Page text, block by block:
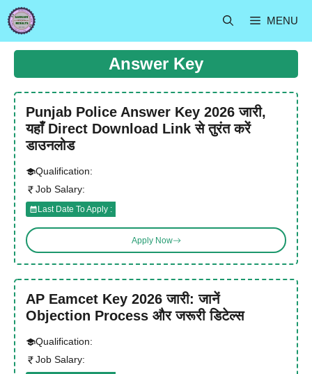
Skip
to
content
MENU
Answer Key
Punjab Police Answer Key 2026 जारी,
यहाँ Direct Download Link से तुरंत करें
डाउनलोड
Qualification:
Job Salary:
Last Date To Apply :
Apply Now
AP Eamcet Key 2026 जारी: जानें
Objection Process और जरूरी डिटेल्स
Qualification:
Job Salary: